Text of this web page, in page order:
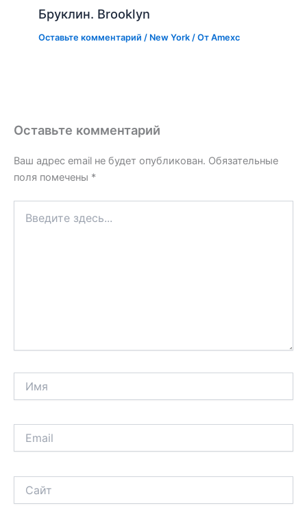
Бруклин. Brooklyn
Оставьте комментарий / New York / ОтAmexc
Оставьте комментарий
Ваш адрес email не будет опубликован. Обязательные
поля помечены *
здесь...